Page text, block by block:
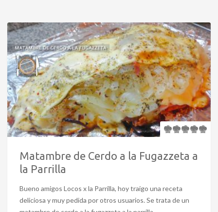
Matambre de Cerdo a la Fugazzeta a
la Parrilla
Bueno amigos Locos x la Parrilla, hoy traigo una receta
deliciosa y muy pedida por otros usuarios. Se trata de un